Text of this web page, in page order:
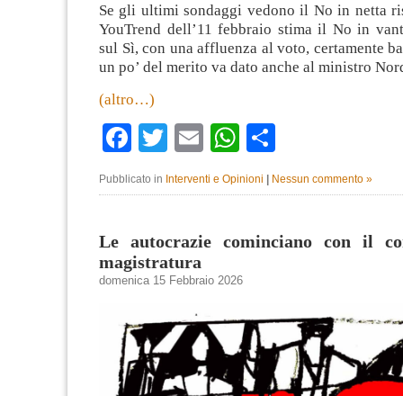
Se gli ultimi sondaggi vedono il No in netta
YouTrend dell’11 febbraio stima il No in
sul Sì, con una affluenza al voto, certamente
un po’ del merito va dato anche al ministro
(altro…)
Facebook
TwitterEmailWhatsApp
Pubblicato in Interventi e Opinioni Nessun commento »
Le autocrazie cominciano con il
magistratura
domenica 15 Febbraio 2026